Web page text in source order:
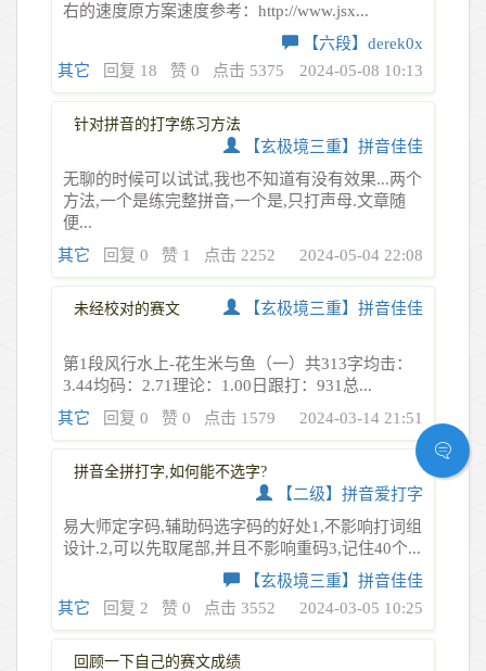
右的速度原方案速度参考：http://www.jsx...
【六段】derek0x
2024-05-08 10:13
其它 回复 18 赞 0 点击 5375
针对拼音的打字练习方法
【玄极境三重】拼音佳佳
无聊的时候可以试试,我也不知道有没有效果...两个
方法,一个是练完整拼音,一个是,只打声母.文章随
便...
2024-05-04 22:08
其它 回复 0 赞 1 点击 2252
未经校对的赛文 【玄极境三重】拼音佳佳
第1段风行水上-花生米与鱼（一）共313字均击：
3.44均码：2.71理论：1.00日跟打：931总...
2024-03-14 21:51
其它 回复 0 赞 0 点击 1579
拼音全拼打字,如何能不选字?
【二级】拼音爱打字
易大师定字码,辅助码选字码的好处1,不影响打词组
设计.2,可以先取尾部,并且不影响重码3,记住40个...
【玄极境三重】拼音佳佳
2024-03-05 10:25
其它 回复 2 赞 0 点击 3552
回顾一下自己的赛文成绩